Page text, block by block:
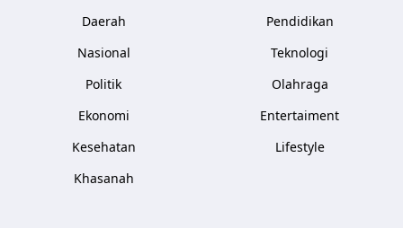
Daerah
Nasional
Politik
Ekonomi
Kesehatan
Khasanah
Pendidikan
Teknologi
Olahraga
Entertaiment
Lifestyle